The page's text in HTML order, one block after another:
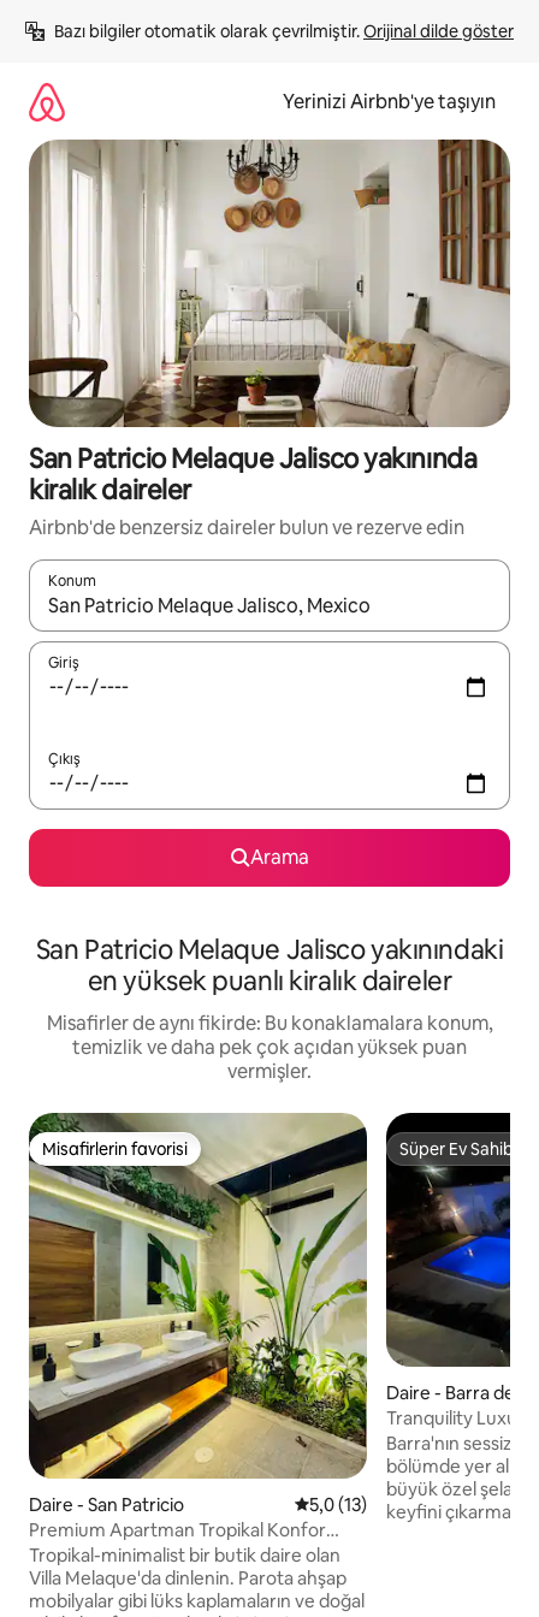
atla
Bazı bilgiler otomatik olarak çevrilmiştir. Orijinal dilde göster
Yerinizi Airbnb'ye taşıyın
San Patricio Melaque Jalisco yakınında
kiralık daireler
Airbnb'de benzersiz daireler bulun ve rezerve edin
Konum
Sonuçlar kullanılabilir olduğunda yukarı ve aşağı oklarıyla
Giriş
Çıkış
Arama
San Patricio Melaque Jalisco yakınındaki
en yüksek puanlı kiralık daireler
Misafirler de aynı fikirde: Bu konaklamalara konum,
temizlik ve daha pek çok açıdan yüksek puan
vermişler.
Misafirlerin favorisi
Misafirlerin favorisi
Daire - San Patricio 5 üzerinden ortalama 5,0
5,0 (13)
Premium Apartman Tropikal Konfor
Havuz 2BR Klima Wifi #1
Tropikal-minimalist bir butik daire olan
Villa Melaque'da dinlenin. Parota ahşap
mobilyalar gibi lüks kaplamaların ve doğal
Süper Ev Sahibi
Süper Ev Sahibi
Daire - Barra de
Tranquility Luxury
Barra'nın sessiz
bölümde yer alır.
büyük özel
keyfini